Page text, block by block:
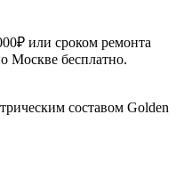
или сроком ремонта
Москве бесплатно.
составом Golden